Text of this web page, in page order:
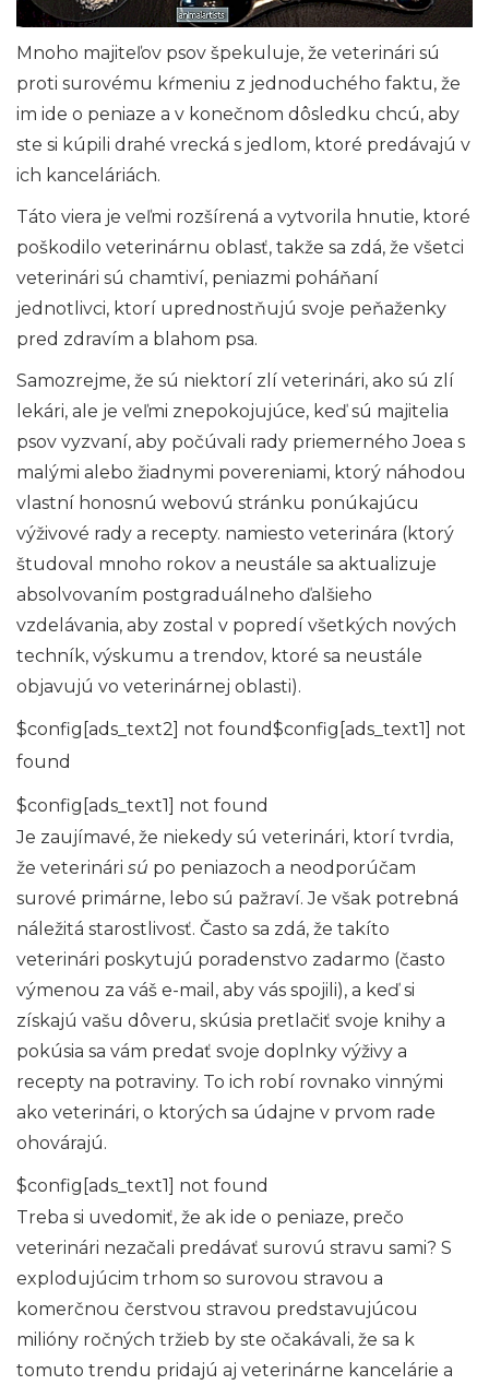
Mnoho majiteľov psov špekuluje, že veterinári sú
proti surovému kŕmeniu z jednoduchého faktu, že
im ide o peniaze a v konečnom dôsledku chcú, aby
ste si kúpili drahé vrecká s jedlom, ktoré predávajú v
ich kanceláriách.
Táto viera je veľmi rozšírená a vytvorila hnutie, ktoré
poškodilo veterinárnu oblasť, takže sa zdá, že všetci
veterinári sú chamtiví, peniazmi poháňaní
jednotlivci, ktorí uprednostňujú svoje peňaženky
pred zdravím a blahom psa.
Samozrejme, že sú niektorí zlí veterinári, ako sú zlí
lekári, ale je veľmi znepokojujúce, keď sú majitelia
psov vyzvaní, aby počúvali rady priemerného Joea s
malými alebo žiadnymi povereniami, ktorý náhodou
vlastní honosnú webovú stránku ponúkajúcu
výživové rady a recepty. namiesto veterinára (ktorý
študoval mnoho rokov a neustále sa aktualizuje
absolvovaním postgraduálneho ďalšieho
vzdelávania, aby zostal v popredí všetkých nových
techník, výskumu a trendov, ktoré sa neustále
objavujú vo veterinárnej oblasti).
$config[ads_text2] not found$config[ads_text1] not
found
$config[ads_text1] not found
Je zaujímavé, že niekedy sú veterinári, ktorí tvrdia,
že veterinári sú po peniazoch a neodporúčam
surové primárne, lebo sú pažraví. Je však potrebná
náležitá starostlivosť. Často sa zdá, že takíto
veterinári poskytujú poradenstvo zadarmo (často
výmenou za váš e-mail, aby vás spojili), a keď si
získajú vašu dôveru, skúsia pretlačiť svoje knihy a
pokúsia sa vám predať svoje doplnky výživy a
recepty na potraviny. To ich robí rovnako vinnými
ako veterinári, o ktorých sa údajne v prvom rade
ohovárajú.
$config[ads_text1] not found
Treba si uvedomiť, že ak ide o peniaze, prečo
veterinári nezačali predávať surovú stravu sami? S
explodujúcim trhom so surovou stravou a
komerčnou čerstvou stravou predstavujúcou
milióny ročných tržieb by ste očakávali, že sa k
tomuto trendu pridajú aj veterinárne kancelárie a